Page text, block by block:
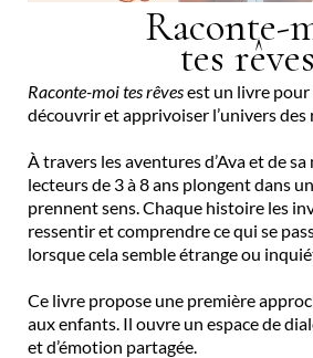
Raconte-
tes rêves
Raconte-moi tes rêvesest un livre pour
découvrir et apprivoiser l’univers des
À travers les aventures d’Ava et de sa
lecteurs de 3 à 8 ans plongent dans
prennent sens. Chaque histoire les
ressentir et comprendre ce qui se
lorsque cela semble étrange ou
Ce livre propose une première
aux enfants. Il ouvre un espace de
et d’émotion partagée.